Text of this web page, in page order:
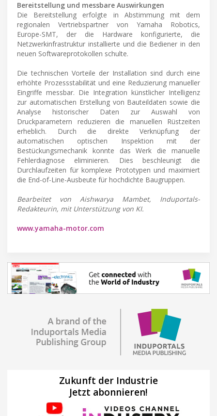
Bereitstellung und messbare Auswirkungen
Die Bereitstellung erfolgte in Abstimmung mit dem
regionalen Vertriebspartner von Yamaha Robotics,
Europe-SMT, der die Hardware konfigurierte, die
Netzwerkinfrastruktur installierte und die Bediener in den
neuen Softwareprotokollen schulte.
Die technischen Vorteile der Installation sind durch eine
erhöhte Prozessstabilität und eine Reduzierung manueller
Eingriffe messbar. Die Integration künstlicher Intelligenz
zur automatischen Erstellung von Bauteildaten sowie die
Analyse historischer Daten zur Auswahl von
Druckparametern reduzieren die manuellen Rüstzeiten
erheblich. Durch die direkte Verknüpfung der
automatischen optischen Inspektion mit der
Bestückungsmechanik konnte das Werk die manuelle
Fehlerdiagnose eliminieren. Dies beschleunigt die
Durchlaufzeiten für komplexe Prototypen und maximiert
die End-of-Line-Ausbeute für hochdichte Baugruppen.
Bearbeitet von Aishwarya Mambet, Induportals-
Redakteurin, mit Unterstützung von KI.
www.yamaha-motor.com
Zukunft der Industrie
Jetzt abonnieren!